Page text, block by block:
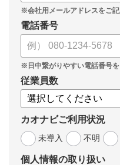
電話番号
従業員数
カオナビご利用状況
未導入
不明
個人情報の取り扱い